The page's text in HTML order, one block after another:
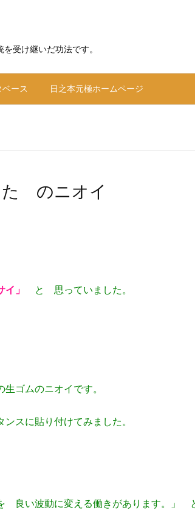
受け継いだ功法です。
ース 日之本元極ホームページ
のニオイ
イ」 と 思っていました。
ムのニオイです。
スに貼り付けてみました。
良い波動に変える働きがあります。」